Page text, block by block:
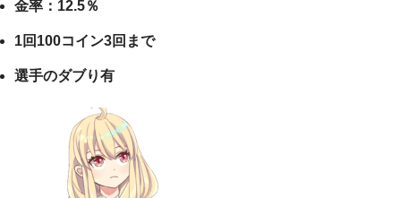
金率：12.5％
1回100コイン3回まで
選手のダブり有